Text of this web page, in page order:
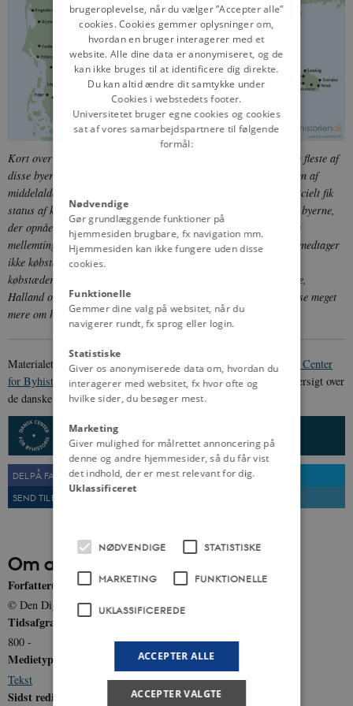
Kort over danske byer med købstadsprivilegier gennem tiden. De fleste af
disse byer med købstadsprivilegier fandtes allerede ved slutningen af
middelalderen, men flere kom til helt op til 1958, hvor Skjern officielt fik
status af købstad som den sidste by i Danmark. Det var ikke alle byerne,
der opnåede fuldstændig status som købstæder, men flere forblev
mellemting mellem landsby og købstad, såkaldte flækker. Kortet medtager
ikke købstæderne udenfor landets nuværende grænse, det vil sige
købstæderne i hertugdømmerne Slesvig og Holsten, samt i Skåne,
Halland og Blekinge. De fleste af byerne vist på kortet kan du læse meget
mere om her på siden. © danmarkshistorien.dk
Materialet er udarbejdet afDen Digitale Byport , en del afDansk Center
for Byhistorie. Mere information om arbejdet, samt en samlet oversigt over
de danske købstæder, kan findesher.
DEL PÅ FACEBOOK
DEL PÅ TWITTER
SEND TIL EN VEN
Om artiklen
Forfatter(e)
© Den Digitale Byport: Danmarks købstæder
Tidsafgrænsning
800 -
Medietype
Tekst
Sidst redigeret
brugeroplevelse, når du vælger ”Accepter alle”
cookies. Cookies gemmer oplysninger om,
hvordan en bruger interagerer med et
website. Alle dine data er anonymiseret, og de
kan ikke bruges til at identificere dig direkte.
Du kan altid ændre dit samtykke under
Cookies i webstedets footer.
Universitetet bruger egne cookies og cookies
sat af vores samarbejdspartnere til følgende
formål:
Nødvendige
Gør grundlæggende funktioner på
hjemmesiden brugbare, fx navigation mm.
Hjemmesiden kan ikke fungere uden disse
cookies.
Funktionelle
Gemmer dine valg på websitet, når du
navigerer rundt, fx sprog eller login.
Statistiske
Giver os anonymiserede data om, hvordan du
interagerer med websitet, fx hvor ofte og
hvilke sider, du besøger mest.
Marketing
Giver mulighed for målrettet annoncering på
denne og andre hjemmesider, så du får vist
det indhold, der er mest relevant for dig.
Uklassificeret
NØDVENDIGE STATISTISKE
MARKETING FUNKTIONELLE
UKLASSIFICEREDE
ACCEPTER ALLE
ACCEPTER VALGTE